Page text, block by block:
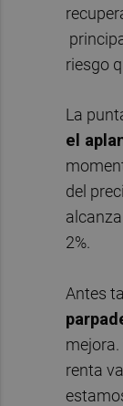
riesgo
La
el
del
2%.
Antes
renta